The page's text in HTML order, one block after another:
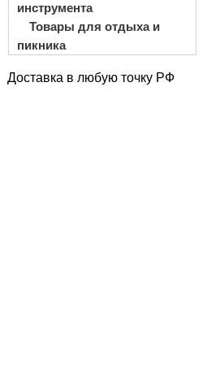
инструмента
Товары для отдыха и
пикника
Доставка в любую точку РФ